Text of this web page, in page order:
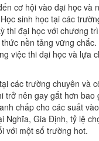
cơ hội vào đại học và
sinh học tại các
thi đại học với chương
nền tảng vững
việc thi đại học và lựa
các trường chuyên và
trở nên gay gắt hơn bao
chấp cho các suất
Nghĩa, Gia Định, tỷ lệ
với một số trường hot.